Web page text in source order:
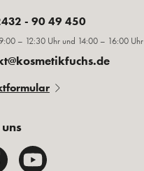
- 90 49 450
– 12:30 Uhr und 14:00 – 16:00 Uhr